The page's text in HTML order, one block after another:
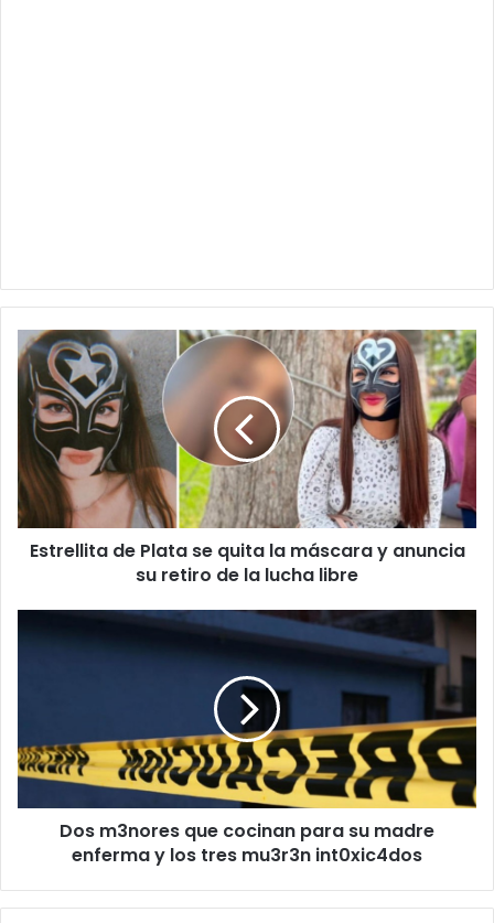
Estrellita
de
Plata
se
quita
máscara
y
anuncia
suEstrellita de Plata se quita la máscara y anuncia
su retiro de la lucha libre
madre
enferma
y
int0xic4dos
Dos m3nores que cocinan para su madre
enferma y los tres mu3r3n int0xic4dos